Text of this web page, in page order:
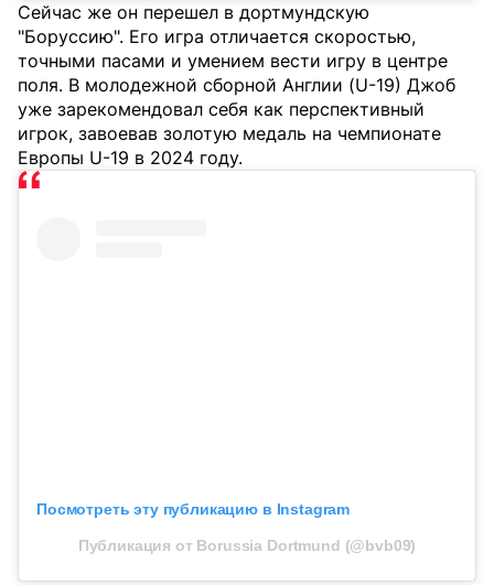
Сейчас же он перешел в дортмундскую
"Боруссию". Его игра отличается скоростью,
точными пасами и умением вести игру в центре
поля. В молодежной сборной Англии (U-19) Джоб
уже зарекомендовал себя как перспективный
игрок, завоевав золотую медаль на чемпионате
Европы U-19 в 2024 году.
Посмотреть эту публикацию в Instagram
Публикация от Borussia Dortmund (@bvb09)